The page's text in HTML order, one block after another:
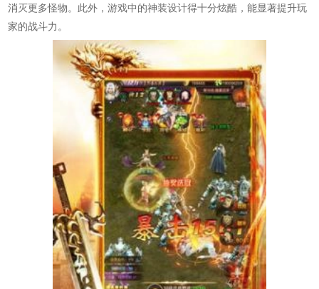
消灭更多怪物。此外，游戏中的神装设计得十分炫酷，能显著提升玩
家的战斗力。